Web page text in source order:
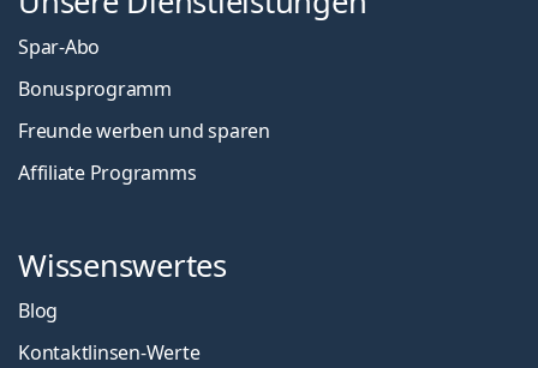
Spar-Abo
Bonusprogramm
Freunde werben und sparen
Affiliate Programms
Wissenswertes
Blog
Kontaktlinsen-Werte